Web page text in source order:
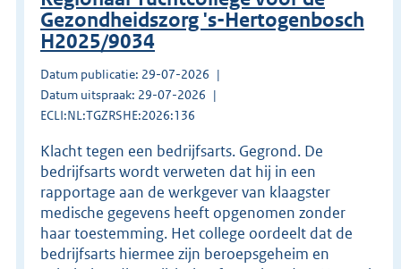
Gezondheidszorg 's-Hertogenbosch
H2025/9034
Datum publicatie: 29-07-2026
Datum uitspraak: 29-07-2026
ECLI:NL:TGZRSHE:2026:136
Klacht tegen een bedrijfsarts. Gegrond. De
bedrijfsarts wordt verweten dat hij in een
rapportage aan de werkgever van klaagster
medische gegevens heeft opgenomen zonder
haar toestemming. Het college oordeelt dat de
bedrijfsarts hiermee zijn beroepsgeheim en